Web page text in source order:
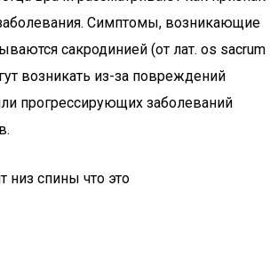
Симптомы, возникающие
сакродинией (от лат. os sacrum
возникать из-за повреждений
прогрессирующих заболеваний